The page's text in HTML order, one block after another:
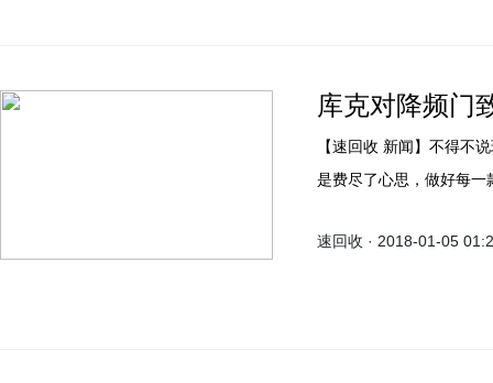
库克对降频门
【速回收 新闻】不得不
是费尽了心思，做好每一
敛财的工具了！以乔老爷
速回收 · 2018-01-05